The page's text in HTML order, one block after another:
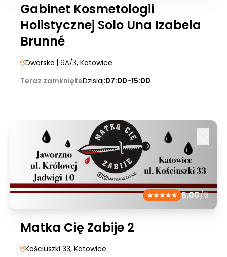
Gabinet Kosmetologii
Holistycznej Solo Una Izabela
Brunné
Dworska | 9A/3, Katowice
Teraz zamknięteDzisiaj:07:00-15:00
5.00/5
Matka Cię Zabije 2
Kościuszki 33, Katowice